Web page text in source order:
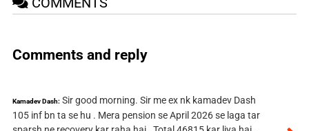
Comments and reply
Kamadev Dash: Sir good morning. Sir me ex nk kamadev Dash
105 inf bn ta se hu . Mera pension se April 2026 se laga tar